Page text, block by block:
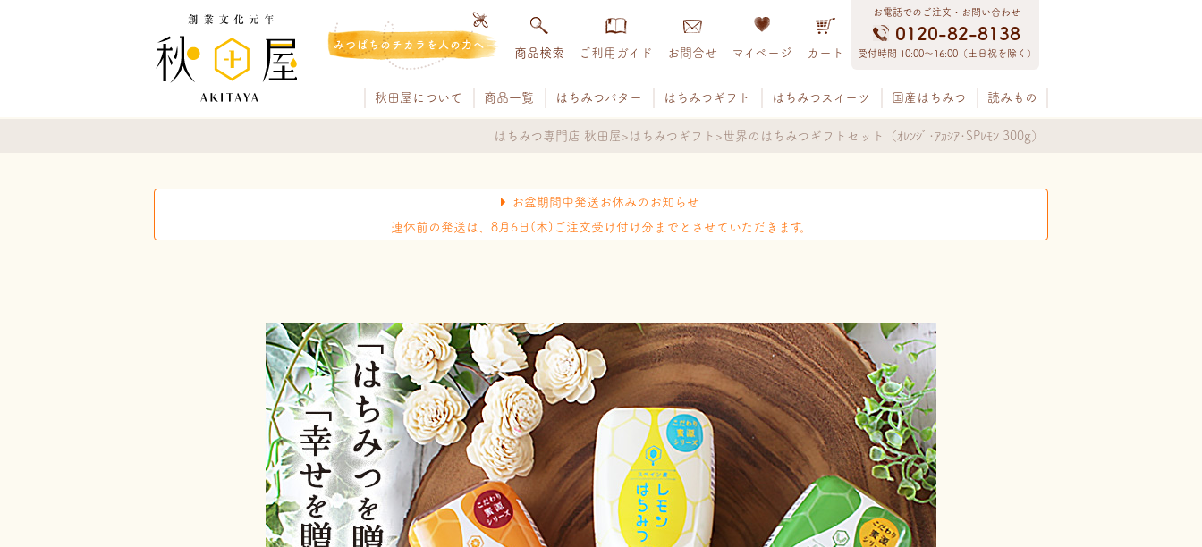
みつばちのチカラを人の力へ
商品検索 ご利用ガイド お問合せ マイページ カート
お電話でのご注文・お問い合わせ
0120-82-8138
受付時間 10:00〜16:00（土日祝を除く）
秋田屋について 商品一覧 はちみつバター はちみつギフト はちみつスイーツ 国産はちみつ 読みもの
はちみつ専門店 秋田屋 はちみつギフト 世界のはちみつギフトセット（ｵﾚﾝｼﾞ･ｱｶｼｱ･SPﾚﾓﾝ 300g）
お盆期間中発送お休みのお知らせ
連休前の発送は、8月6日(木)ご注文受け付け分までとさせていただきます。